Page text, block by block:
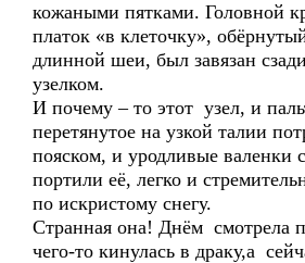
кожаными пятками. Головной
платок «в клеточку»,
длинной шеи, был завязан
узелком.
И почему – то этот узел, и
перетянутое на узкой талии
пояском, и уродливые валенки
портили её, легко и
по искристому снегу.
Странная она! Днём смотрела
чего-то кинулась в драку,а